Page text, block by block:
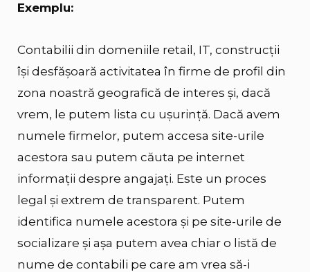
Exemplu:
Contabilii din domeniile retail, IT, construcții
își desfășoară activitatea în firme de profil din
zona noastră geografică de interes și, dacă
vrem, le putem lista cu ușurință. Dacă avem
numele firmelor, putem accesa site-urile
acestora sau putem căuta pe internet
informații despre angajați. Este un proces
legal și extrem de transparent. Putem
identifica numele acestora și pe site-urile de
socializare și așa putem avea chiar o listă de
nume de contabili pe care am vrea să-i